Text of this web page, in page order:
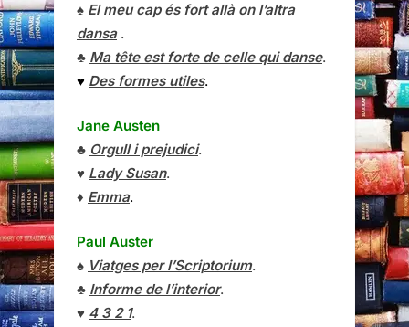
♠ El meu cap és fort allà on l’altra
dansa.
♣ Ma tête est forte de celle qui danse.
♥ Des formes utiles.
Jane Austen
♣ Orgull i prejudici.
♥ Lady Susan.
♦ Emma.
Paul Auster
♠ Viatges per l’Scriptorium.
♣ Informe de l’interior.
♥ 4 3 2 1.